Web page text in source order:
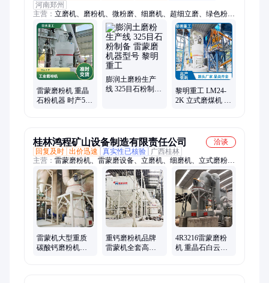
河南郑州
主营： 立磨机、磨粉机、微粉磨、细磨机、超细立磨、绿色粉
体、水泥生料、钙粉设备、环保立磨、水泥立磨、砂粉立磨、立
式磨机、磨粉设备、矿渣立磨、粉磨装备、立式矿磨、粉加工设
备、立式辊磨机
雷蒙磨粉机 重晶
石粉机器 时产50
膨润土磨粉生产
线 325目石粉制备
黎明重工 LM24-
2K 立式磨煤机 钢
桂林鸿程矿山设备制造有限责任公司
洽谈
回复及时 出价迅速 真实性已核验
广西桂林
主营： 雷蒙磨粉机、雷蒙磨设备、立磨机、细磨机、立式磨粉
机、立磨生产线、矿石磨粉机、石灰石磨粉机、超细磨粉机、磨
煤机、碳酸钙磨粉机、矿渣立磨
雷蒙机大型重质
碳酸钙磨粉机粉
重钙磨粉机品牌
雷蒙机全套高压
4R3216雷蒙磨粉
机 重晶石白云石